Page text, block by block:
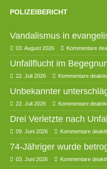
POLIZEIBERICHT
Vandalismus in
03. August 2026 Kommentare
Unfallflucht im
22. Juli 2026 Kommentare
Unbekannter
22. Juli 2026 Kommentare
Drei Verletzte nach Unfall
09. Juni 2026 Kommentare
74-Jähriger wurde
03. Juni 2026 Kommentare